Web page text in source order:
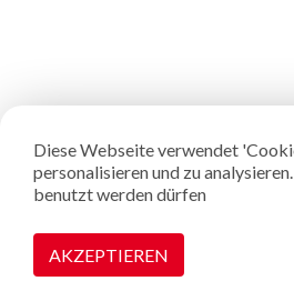
Diese Webseite verwendet
personalisieren und zu
benutzt werden dürfen
AKZEPTIEREN